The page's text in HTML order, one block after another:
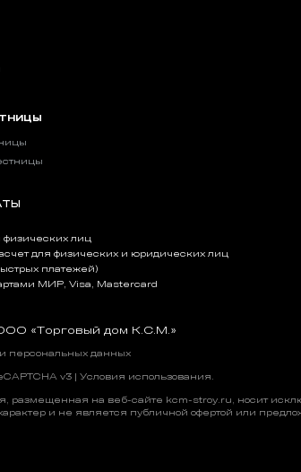
лиц
для физических и юридических лиц
платежей)
МИР, Visa, Mastercard
«Торговый дом К.С.М.»
персональных данных
v3 | Условия использования.
размещенная на веб-сайте kcm-stroy.ru, носит
и не является публичной офертой или